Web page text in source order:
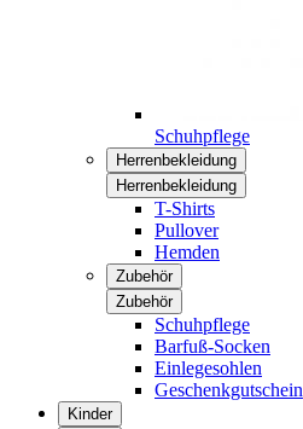
Schuhpflege
Herrenbekleidung
Herrenbekleidung
T-Shirts
Pullover
Hemden
Zubehör
Zubehör
Schuhpflege
Barfuß-Socken
Einlegesohlen
Geschenkgutschein
Kinder